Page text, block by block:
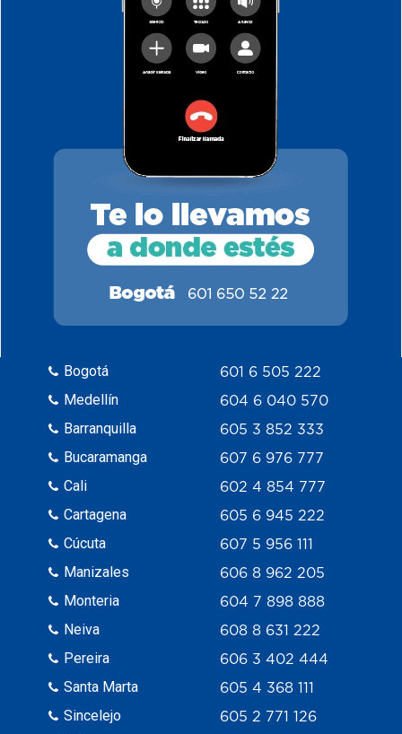
Bogotá
Medellín
Barranquilla
Bucaramanga
Cali
Cartagena
Cúcuta
Manizales
Monteria
Neiva
Pereira
Santa Marta
Sincelejo
601 6 505 222
604 6 040 570
605 3 852 333
607 6 976 777
602 4 854 777
605 6 945 222
607 5 956 111
606 8 962 205
604 7 898 888
608 8 631 222
606 3 402 444
605 4 368 111
605 2 771 126